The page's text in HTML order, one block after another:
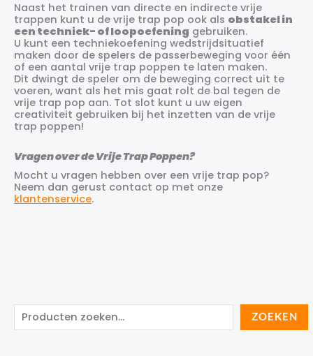
o
ZOEKEN
Naast het trainen van directe en indirecte vrije
trappen kunt u de vrije trap pop ook als obstakel in
een techniek- of loopoefening gebruiken.
U kunt een techniekoefening wedstrijdsituatief
maken door de spelers de passerbeweging voor één
of een aantal vrije trap poppen te laten maken.
Dit dwingt de speler om de beweging correct uit te
voeren, want als het mis gaat rolt de bal tegen de
vrije trap pop aan. Tot slot kunt u uw eigen
creativiteit gebruiken bij het inzetten van de vrije
trap poppen!
Vragen over de Vrije Trap Poppen?
Mocht u vragen hebben over een vrije trap pop?
Neem dan gerust contact op met onze
klantenservice.